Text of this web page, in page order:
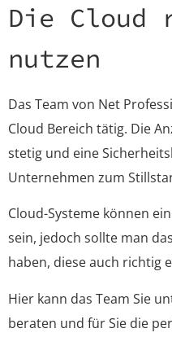
Die
nutzen
Das Team von Net
Cloud Bereich tätig. Die
stetig und eine
Unternehmen zum
Cloud-Systeme können
sein, jedoch sollte man
haben, diese auch richtig
Hier kann das Team Sie
beraten und für Sie die